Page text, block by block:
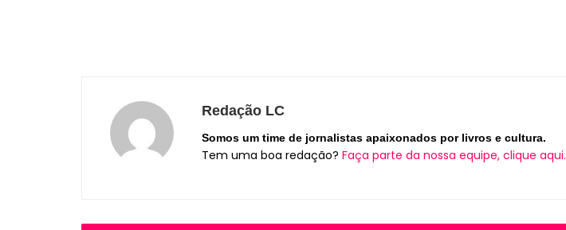
Redação LC
Somos um time de jornalistas apaixonados por livros e cultura.
Tem uma boa redação? Faça parte da nossa equipe, clique aqui.